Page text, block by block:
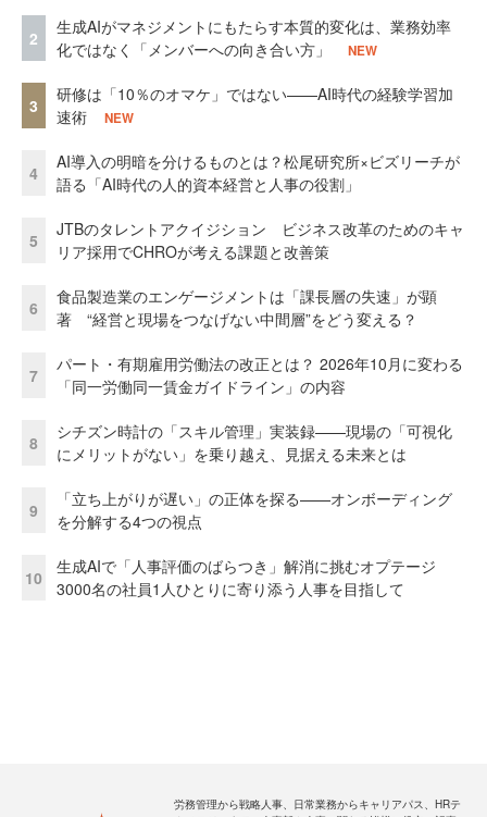
2
生成AIがマネジメントにもたらす本質的変化は、業務効率
化ではなく「メンバーへの向き合い方」
NEW
3
研修は「10％のオマケ」ではない——AI時代の経験学習加
速術
NEW
4
AI導入の明暗を分けるものとは？松尾研究所×ビズリーチが
語る「AI時代の人的資本経営と人事の役割」
5
JTBのタレントアクイジション ビジネス改革のためのキャ
リア採用でCHROが考える課題と改善策
6
食品製造業のエンゲージメントは「課長層の失速」が顕
著 “経営と現場をつなげない中間層”をどう変える？
7
パート・有期雇用労働法の改正とは？ 2026年10月に変わる
「同一労働同一賃金ガイドライン」の内容
8
シチズン時計の「スキル管理」実装録——現場の「可視化
にメリットがない」を乗り越え、見据える未来とは
9
「立ち上がりが遅い」の正体を探る——オンボーディング
を分解する4つの視点
10
生成AIで「人事評価のばらつき」解消に挑むオプテージ
3000名の社員1人ひとりに寄り添う人事を目指して
労務管理から戦略人事、日常業務からキャリアパス、HRテ